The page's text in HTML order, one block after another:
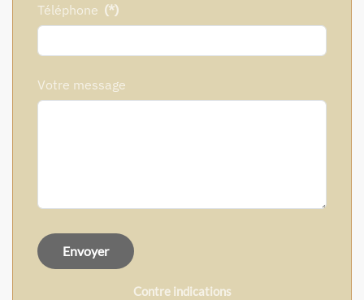
Téléphone (*)
Votre message
Envoyer
Contre indications